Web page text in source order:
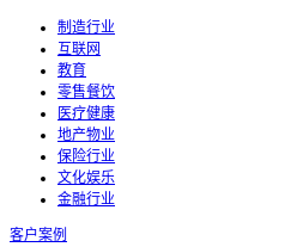
制造行业
互联网
教育
零售餐饮
医疗健康
地产物业
保险行业
文化娱乐
金融行业
客户案例